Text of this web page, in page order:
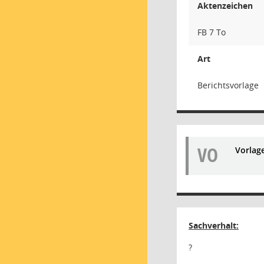
Aktenzeichen
FB 7 To
Art
Berichtsvorlage
VO
Sachverhalt:
?